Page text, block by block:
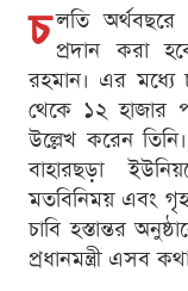
চ লতি অর্থবছরে
প্রদান করা
রহমান। এর মধ্যে
থেকে ১২ হাজার
উল্লেখ করেন
বাহারছড়া
মতবিনিময় এবং
চাবি হস্তান্তর
প্রধানমন্ত্রী এসব